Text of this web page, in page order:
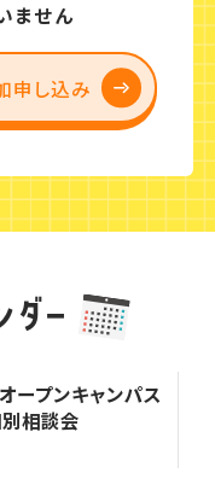
ません
申し込み
ダー
オープンキャンパス
相談会